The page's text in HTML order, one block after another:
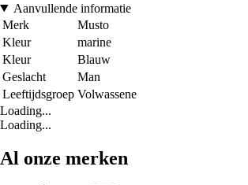
Aanvullende informatie
Merk
Musto
Kleur
marine
Kleur
Blauw
Geslacht
Man
Leeftijdsgroep Volwassene
Loading...
Loading...
Al onze merken